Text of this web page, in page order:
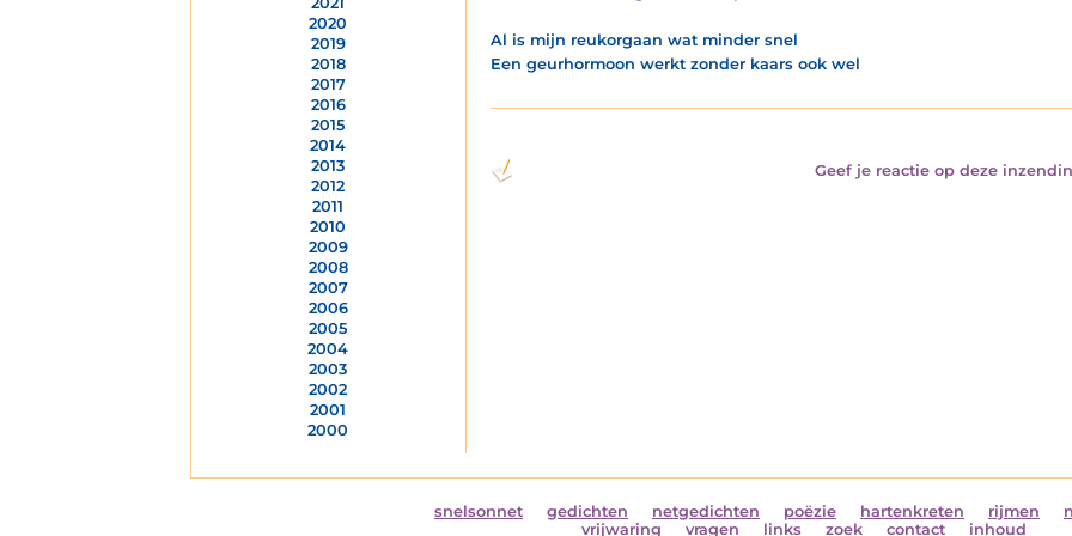
2020
2019
2018
2017
2016
2015
2014
2013
2012
2011
2010
2009
2008
2007
2006
2005
2004
2003
2002
2001
2000
Al is mijn reukorgaan wat minder snel
Een geurhormoon werkt zonder kaars ook wel
Geef je reactie op deze
snelsonnet gedichten netgedichten poëzie hartenkreten rijmen
vrijwaring
vragen links zoek contact inhoud